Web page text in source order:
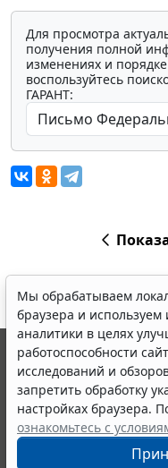
Для просмотра
получения полной
изменениях и
воспользуйтесь
ГАРАНТ:
Мы обрабатываем
браузера и используем
аналитики в целях
работоспособности
исследований и
запретить обработку
настройках браузера.
ознакомьтесь с
© ООО "НПП "ГАРАНТ-
выпускается с 1990
являются участниками
информации ГАРАНТ.
Портал ГАРАНТ.РУ
издания Федеральной